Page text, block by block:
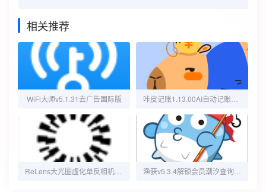
相关推荐
WiFi大师v5.1.31去广告国际版